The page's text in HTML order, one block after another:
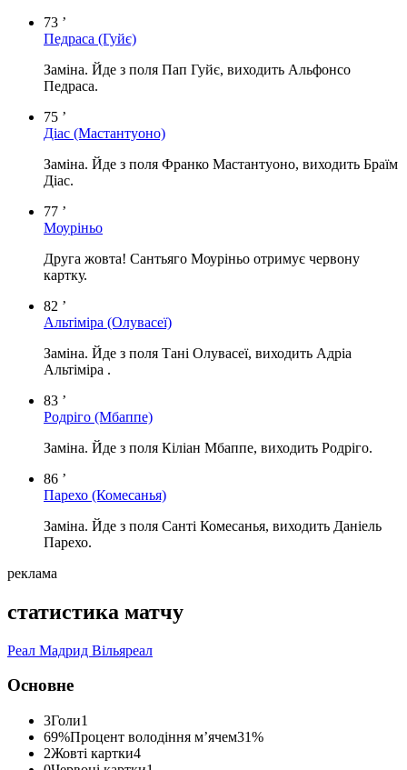
73 ’
Педраса (Гуйє)
Заміна. Йде з поля Пап Гуйє, виходить Альфонсо
Педраса.
75 ’
Діас (Мастантуоно)
Заміна. Йде з поля Франко Мастантуоно, виходить Браїм
Діас.
77 ’
Моуріньо
Друга жовта! Сантьяго Моуріньо отримує червону
картку.
82 ’
Альтіміра (Олувасеї)
Заміна. Йде з поля Тані Олувасеї, виходить Адріа
Альтіміра .
83 ’
Родріго (Мбаппе)
Заміна. Йде з поля Кіліан Мбаппе, виходить Родріго.
86 ’
Парехо (Комесанья)
Заміна. Йде з поля Санті Комесанья, виходить Даніель
Парехо.
реклама
статистика матчу
Реал Мадрид Вільяреал
Основне
3Голи1
69%Процент володіння м’ячем31%
2Жовті картки4